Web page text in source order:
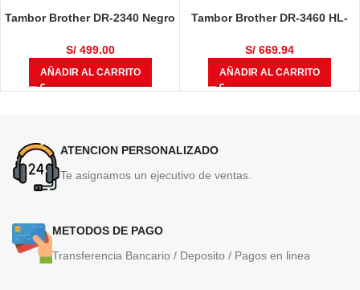
Tambor Brother DR-2340 Negro
S/499.00
AÑADIR AL CARRITO
Tambor Brother DR-3460 HL-
L5650DN / MFC-L6700 / MFC-
L6900DW / MFC-L5900DW
50,000 Páginas
S/669.94
AÑADIR AL CARRITO
ATENCION PERSONALIZADO
Te asignamos un ejecutivo de ventas.
METODOS DE PAGO
Transferencia Bancario / Deposito / Pagos en linea